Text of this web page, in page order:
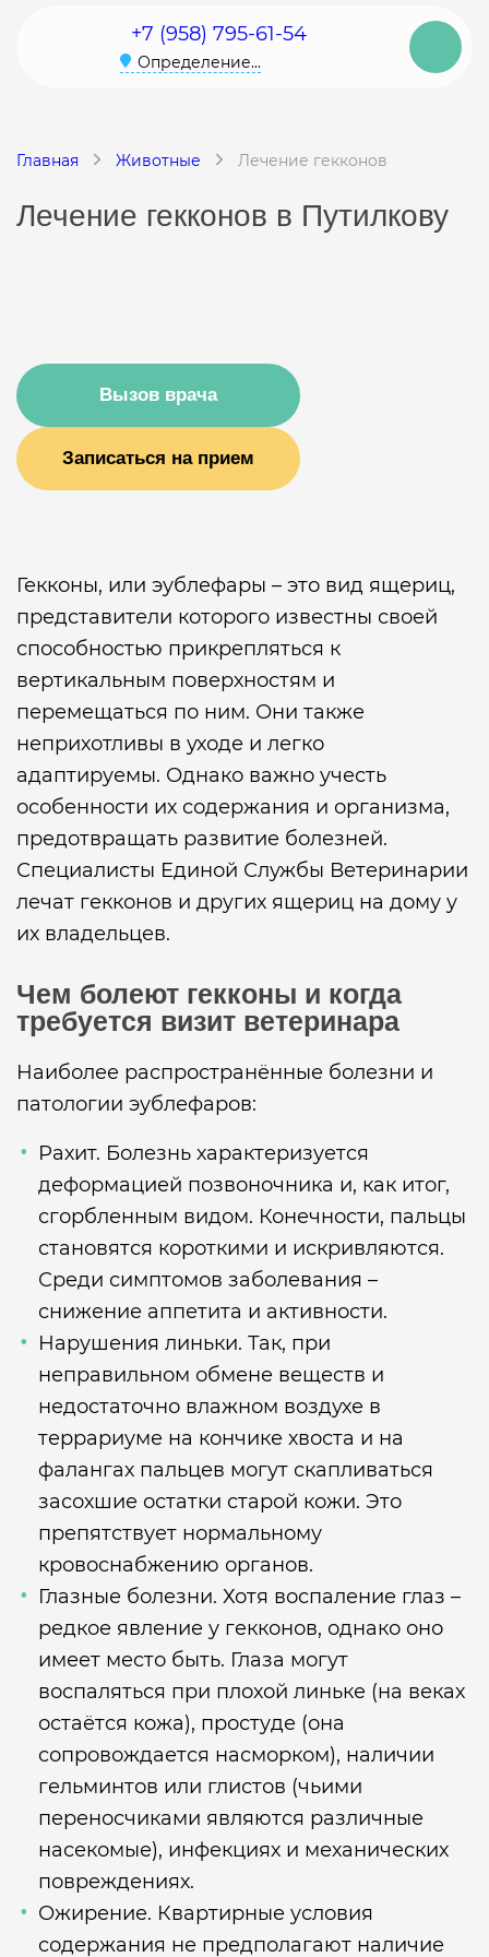
+7 (958) 795-61-54
Определение...
Главная Животные Лечение гекконов
Лечение гекконов в Путилкову
Вызов врача
Записаться на прием
Гекконы, или эублефары – это вид ящериц,
представители которого известны своей
способностью прикрепляться к
вертикальным поверхностям и
перемещаться по ним. Они также
неприхотливы в уходе и легко
адаптируемы. Однако важно учесть
особенности их содержания и организма,
предотвращать развитие болезней.
Специалисты Единой Службы Ветеринарии
лечат гекконов и других ящериц на дому у
их владельцев.
Чем болеют гекконы и когда
требуется визит ветеринара
Наиболее распространённые болезни и
патологии эублефаров:
Рахит. Болезнь характеризуется
деформацией позвоночника и, как итог,
сгорбленным видом. Конечности, пальцы
становятся короткими и искривляются.
Среди симптомов заболевания –
снижение аппетита и активности.
Нарушения линьки. Так, при
неправильном обмене веществ и
недостаточно влажном воздухе в
террариуме на кончике хвоста и на
фалангах пальцев могут скапливаться
засохшие остатки старой кожи. Это
препятствует нормальному
кровоснабжению органов.
Глазные болезни. Хотя воспаление глаз –
редкое явление у гекконов, однако оно
имеет место быть. Глаза могут
воспаляться при плохой линьке (на веках
остаётся кожа), простуде (она
сопровождается насморком), наличии
гельминтов или глистов (чьими
переносчиками являются различные
насекомые), инфекциях и механических
повреждениях.
Ожирение. Квартирные условия
содержания не предполагают наличие